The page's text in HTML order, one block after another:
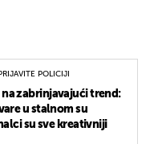
POLICIJI
na zabrinjavajući trend:
u stalnom su
su sve kreativniji